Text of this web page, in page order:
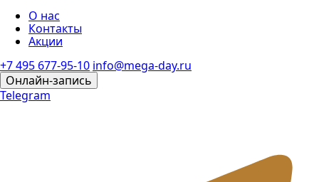
О нас
Контакты
Акции
+7 495 677-95-10 info@mega-day.ru
Онлайн-запись
Telegram